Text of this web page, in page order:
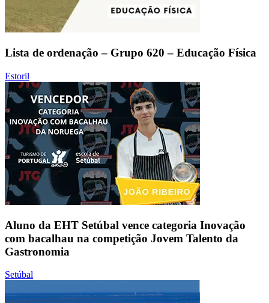
Lista de ordenação – Grupo 620 – Educação Física
Estoril
Aluno da EHT Setúbal vence categoria Inovação
com bacalhau na competição Jovem Talento da
Gastronomia
Setúbal